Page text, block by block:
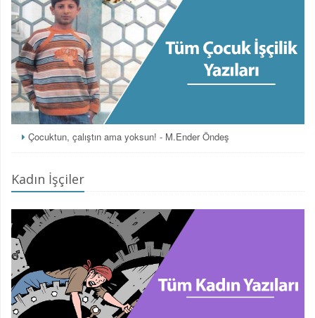
Çocuktun, çalıştın ama yoksun! - M.Ender Öndeş
Kadın İşçiler